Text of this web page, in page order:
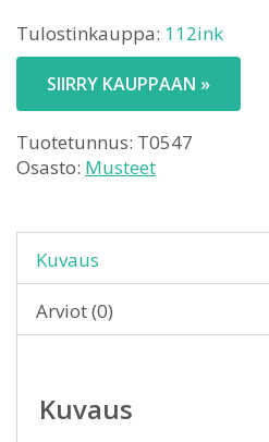
Tulostinkauppa: 112ink
SIIRRY KAUPPAAN »
Tuotetunnus: T0547
Osasto: Musteet
Kuvaus
Arviot (0)
Kuvaus